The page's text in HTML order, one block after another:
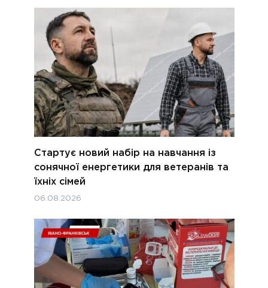
Стартує новий набір на навчання із
сонячної енергетики для ветеранів та
їхніх сімей
06.08.2026